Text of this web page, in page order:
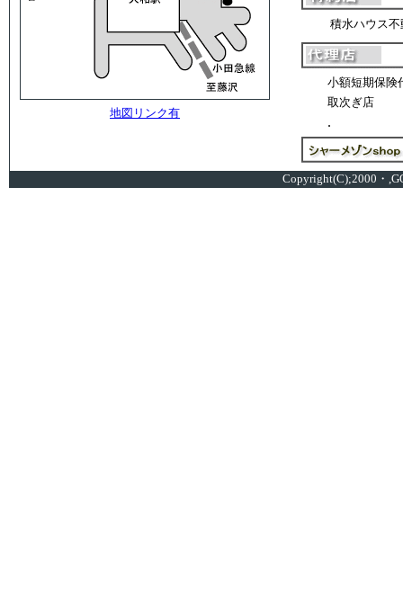
積水ハウス
小額短期保険
取次ぎ店
.
地図リンク有
Copyright(C);2000・